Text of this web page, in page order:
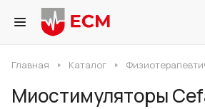
Главная Каталог
Миостимуляторы